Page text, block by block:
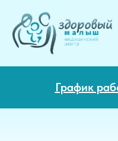
График